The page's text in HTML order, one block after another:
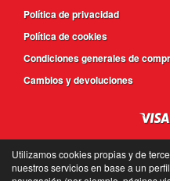
Política de privacidad
Política de cookies
Condiciones generales de
Cambios y devoluciones
Utilizamos cookies propias y de
nuestros servicios en base a un